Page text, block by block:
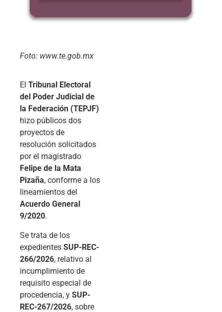
Foto: www.te.gob.mx
El Tribunal Electoral
del Poder Judicial de
la Federación (TEPJF)
hizo públicos dos
proyectos de
resolución solicitados
por el magistrado
Felipe de la Mata
Pizaña, conforme a los
lineamientos del
Acuerdo General
9/2020.
Se trata de los
expedientes SUP-REC-
266/2026, relativo al
incumplimiento de
requisito especial de
procedencia, y SUP-
REC-267/2026, sobre